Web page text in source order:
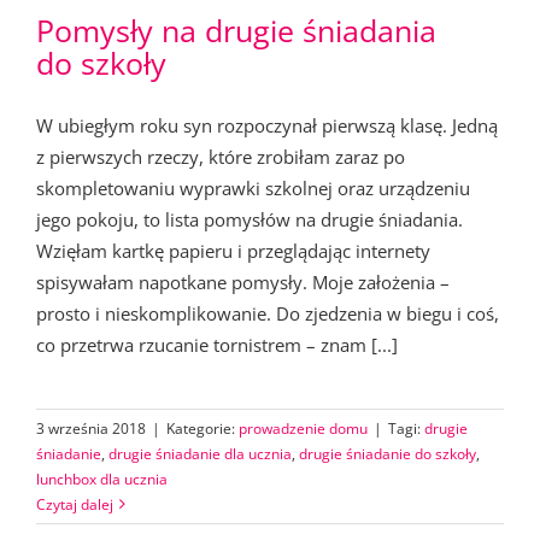
Pomysły na drugie śniadania
do szkoły
W ubiegłym roku syn rozpoczynał pierwszą klasę. Jedną
z pierwszych rzeczy, które zrobiłam zaraz po
skompletowaniu wyprawki szkolnej oraz urządzeniu
jego pokoju, to lista pomysłów na drugie śniadania.
Wzięłam kartkę papieru i przeglądając internety
spisywałam napotkane pomysły. Moje założenia –
prosto i nieskomplikowanie. Do zjedzenia w biegu i coś,
co przetrwa rzucanie tornistrem – znam [...]
3 września 2018 | Kategorie: prowadzenie domu | Tagi:drugie
śniadanie, drugie śniadanie dla ucznia, drugie śniadanie do szkoły,
lunchbox dla ucznia
Czytaj dalej